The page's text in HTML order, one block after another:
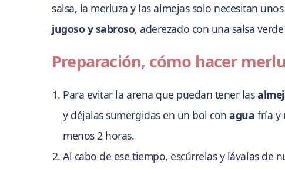
salsa, la merluza y las almejas solo necesitan
jugoso y sabroso, aderezado con una salsa
Preparación, cómo hacer
Para evitar la arena que puedan tener las
y déjalas sumergidas en un bol conagua fría y
menos 2 horas.
Al cabo de ese tiempo, escúrrelas y lávalas de